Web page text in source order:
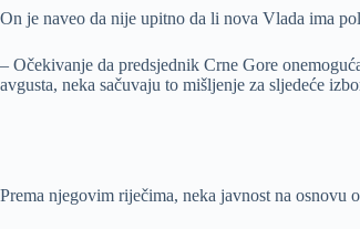
On je naveo da nije upitno da li nova Vlada ima
– Očekivanje da predsjednik Crne Gore
avgusta, neka sačuvaju to mišljenje za sljedeće
Prema njegovim riječima, neka javnost na